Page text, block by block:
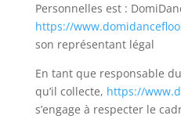
Personnelles est :
https://
son représentant légal
En tant que responsable
qu’il collecte, https://
s’engage à respecter le